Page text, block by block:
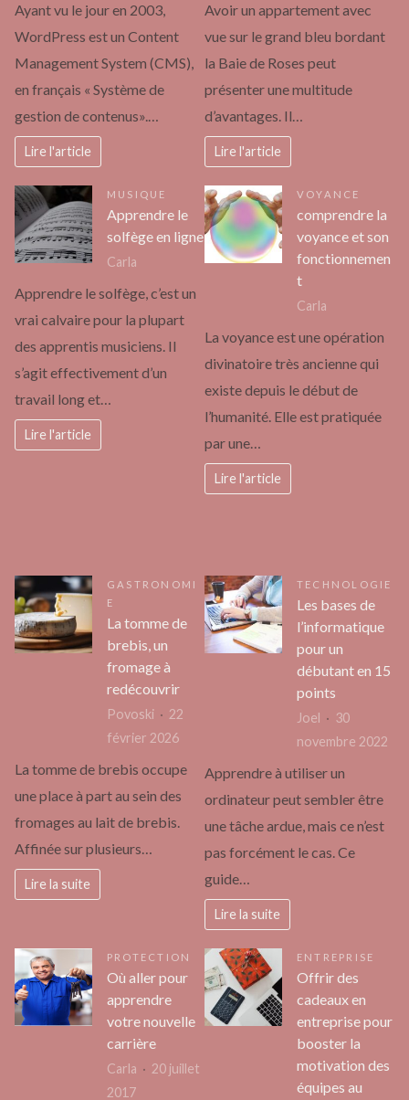
Ayant vu le jour en 2003,
WordPress est un Content
Management System (CMS),
en français « Système de
gestion de contenus».…
Lire l'article
Avoir un appartement avec
vue sur le grand bleu bordant
la Baie de Roses peut
présenter une multitude
d’avantages. Il…
Lire l'article
MUSIQUE
Apprendre le
solfège en ligne
Carla
Apprendre le solfège, c’est un
vrai calvaire pour la plupart
des apprentis musiciens. Il
s’agit effectivement d’un
travail long et…
Lire l'article
VOYANCE
comprendre la
voyance et son
fonctionnemen
t
Carla
La voyance est une opération
divinatoire très ancienne qui
existe depuis le début de
l’humanité. Elle est pratiquée
par une…
Lire l'article
GASTRONOMI
E
La tomme de
brebis, un
fromage à
redécouvrir
Povoski
22
février 2026
La tomme de brebis occupe
une place à part au sein des
fromages au lait de brebis.
Affinée sur plusieurs…
Lire la suite
TECHNOLOGIE
Les bases de
l’informatique
pour un
débutant en 15
points
Joel
30
novembre 2022
Apprendre à utiliser un
ordinateur peut sembler être
une tâche ardue, mais ce n’est
pas forcément le cas. Ce
guide…
Lire la suite
PROTECTION
Où aller pour
apprendre
votre nouvelle
carrière
Carla
20 juillet
2017
ENTREPRISE
Offrir des
cadeaux en
entreprise pour
booster la
motivation des
équipes au